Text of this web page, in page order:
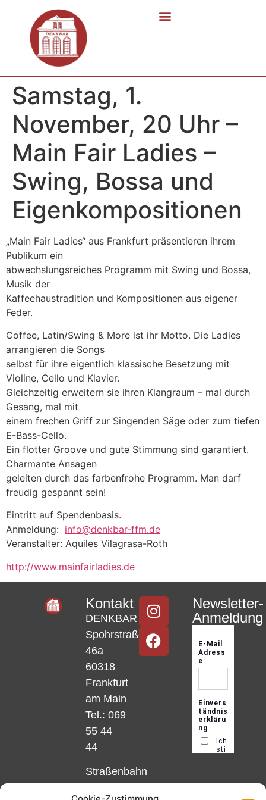
Samstag, 1.
November, 20 Uhr –
Main Fair Ladies –
Swing, Bossa und
Eigenkompositionen
„Main Fair Ladies“ aus Frankfurt präsentieren ihrem
Publikum ein
abwechslungsreiches Programm mit Swing und Bossa,
Musik der
Kaffeehaustradition und Kompositionen aus eigener
Feder.
Coffee, Latin/Swing & More ist ihr Motto. Die Ladies
arrangieren die Songs
selbst für ihre eigentlich klassische Besetzung mit
Violine, Cello und Klavier.
Gleichzeitig erweitern sie ihren Klangraum – mal durch
Gesang, mal mit
einem frechen Griff zur Singenden Säge oder zum tiefen
E-Bass-Cello.
Ein flotter Groove und gute Stimmung sind garantiert.
Charmante Ansagen
geleiten durch das farbenfrohe Programm. Man darf
freudig gespannt sein!
Eintritt auf Spendenbasis.
Anmeldung: info@denkbar-ffm.de
Veranstalter: Aquiles Vilagrasa-Roth
http://www.mainfairladies.de
Kontakt
DENKBAR
Spohrstraße
46a
60318
Frankfurt
am Main
Tel.: 069
55 44
44
Straßenbahn
Linie 18
Newsletter-
Anmeldung